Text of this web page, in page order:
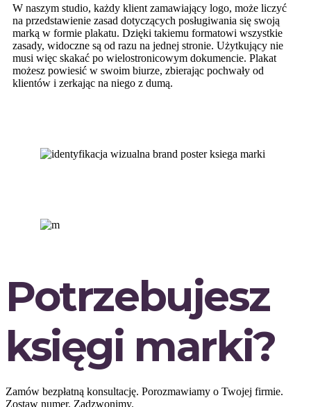
W naszym studio, każdy klient zamawiający logo, może liczyć
na przedstawienie zasad dotyczących posługiwania się swoją
marką w formie plakatu. Dzięki takiemu formatowi wszystkie
zasady, widoczne są od razu na jednej stronie. Użytkujący nie
musi więc skakać po wielostronicowym dokumencie. Plakat
możesz powiesić w swoim biurze, zbierając pochwały od
klientów i zerkając na niego z dumą.
Potrzebujesz
księgi marki?
Zamów bezpłatną konsultację. Porozmawiamy o Twojej firmie.
Zostaw numer. Zadzwonimy.